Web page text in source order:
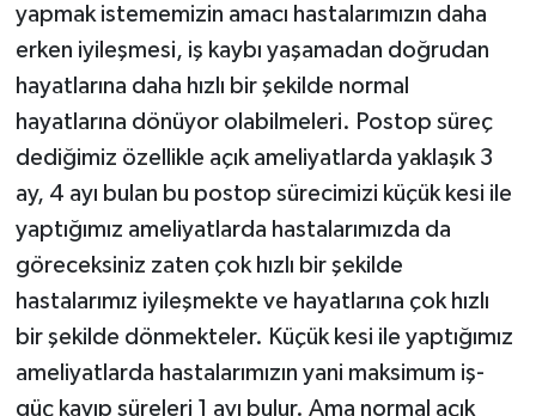
yapmak istememizin amacı hastalarımızın daha
erken iyileşmesi, iş kaybı yaşamadan doğrudan
hayatlarına daha hızlı bir şekilde normal
hayatlarına dönüyor olabilmeleri. Postop süreç
dediğimiz özellikle açık ameliyatlarda yaklaşık 3
ay, 4 ayı bulan bu postop sürecimizi küçük kesi ile
yaptığımız ameliyatlarda hastalarımızda da
göreceksiniz zaten çok hızlı bir şekilde
hastalarımız iyileşmekte ve hayatlarına çok hızlı
bir şekilde dönmekteler. Küçük kesi ile yaptığımız
ameliyatlarda hastalarımızın yani maksimum iş-
güç kayıp süreleri 1 ayı bulur. Ama normal açık